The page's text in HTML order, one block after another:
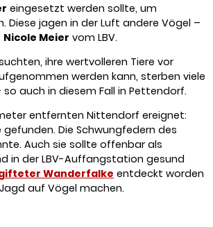
eingesetzt werden sollte, um
Diese jagen in der Luft andere Vögel –
Nicole Meier vom LBV.
ihre wertvolleren Tiere vor
werden kann, sterben viele
auch in diesem Fall in Pettendorf.
entfernten Nittendorf ereignet:
Die Schwungfedern des
Auch sie sollte offenbar als
in der LBV-Auffangstation gesund
Wanderfalke entdeckt worden
auf Vögel machen.